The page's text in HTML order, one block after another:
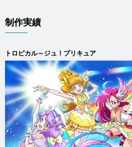
制作実績
トロピカル～ジュ！プリキュア